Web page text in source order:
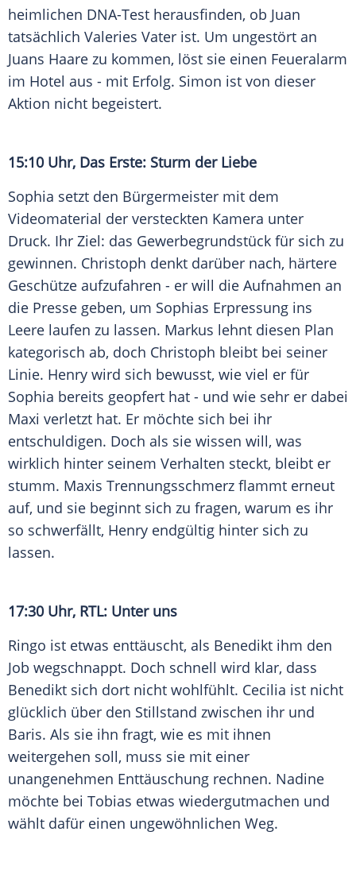
heimlichen DNA-Test herausfinden, ob Juan
tatsächlich Valeries Vater ist. Um ungestört an
Juans Haare zu kommen, löst sie einen Feueralarm
im Hotel aus - mit Erfolg. Simon ist von dieser
Aktion nicht begeistert.
15:10 Uhr, Das Erste: Sturm der Liebe
Sophia setzt den Bürgermeister mit dem
Videomaterial der versteckten Kamera unter
Druck. Ihr Ziel: das Gewerbegrundstück für sich zu
gewinnen. Christoph denkt darüber nach, härtere
Geschütze aufzufahren - er will die Aufnahmen an
die Presse geben, um Sophias Erpressung ins
Leere laufen zu lassen. Markus lehnt diesen Plan
kategorisch ab, doch Christoph bleibt bei seiner
Linie. Henry wird sich bewusst, wie viel er für
Sophia bereits geopfert hat - und wie sehr er dabei
Maxi verletzt hat. Er möchte sich bei ihr
entschuldigen. Doch als sie wissen will, was
wirklich hinter seinem Verhalten steckt, bleibt er
stumm. Maxis Trennungsschmerz flammt erneut
auf, und sie beginnt sich zu fragen, warum es ihr
so schwerfällt, Henry endgültig hinter sich zu
lassen.
17:30 Uhr, RTL: Unter uns
Ringo ist etwas enttäuscht, als Benedikt ihm den
Job wegschnappt. Doch schnell wird klar, dass
Benedikt sich dort nicht wohlfühlt. Cecilia ist nicht
glücklich über den Stillstand zwischen ihr und
Baris. Als sie ihn fragt, wie es mit ihnen
weitergehen soll, muss sie mit einer
unangenehmen Enttäuschung rechnen. Nadine
möchte bei Tobias etwas wiedergutmachen und
wählt dafür einen ungewöhnlichen Weg.